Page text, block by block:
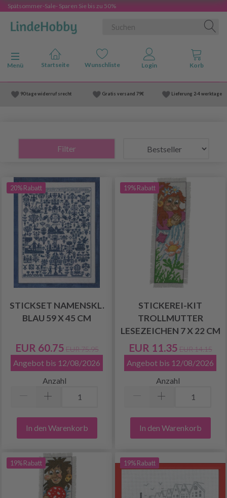
Spätsommer-Sale- Sparen Sie bis zu 50%
Anzeige ändern
Menü
90 tage widerruf srecht Gratis versand 79€ Lieferung 2-4 werktage
Filter
20% Rabatt
STICKSET NAMENSKL.
BLAU 59 X 45 CM
EUR 60.75 EUR 75.95
Angebot bis 12/08/2026
Anzahl
In den Warenkorb
19% Rabatt
STICKEREI-KIT
TROLLMUTTER
LESEZEICHEN 7 X 22 CM
EUR 11.35 EUR 14.15
Angebot bis 12/08/2026
Anzahl
In den Warenkorb
19% Rabatt 19% Rabatt